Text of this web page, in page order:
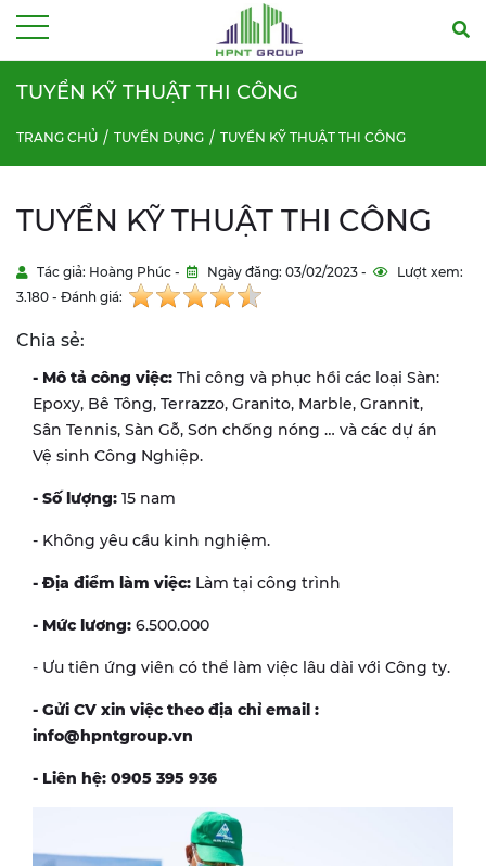
TUYỂN KỸ THUẬT THI CÔNG
TRANG CHỦ TUYỂN DỤNG TUYỂN KỸ THUẬT THI CÔNG
TUYỂN KỸ THUẬT THI CÔNG
Tác giả: Hoàng Phúc - Ngày đăng: 03/02/2023 -
Lượt xem:
3.180 - Đánh giá:
Chia sẻ:
- Mô tả công việc: Thi công và phục hồi các loại Sàn:
Epoxy, Bê Tông, Terrazzo, Granito, Marble, Grannit,
Sân Tennis, Sàn Gỗ, Sơn chống nóng … và các dự án
Vệ sinh Công Nghiệp.
- Số lượng: 15 nam
- Không yêu cầu kinh nghiệm.
- Địa điểm làm việc: Làm tại công trình
- Mức lương: 6.500.000
- Ưu tiên ứng viên có thể làm việc lâu dài với Công ty.
- Gửi CV xin việc theo địa chỉ email :
info@hpntgroup.vn
- Liên hệ: 0905 395 936